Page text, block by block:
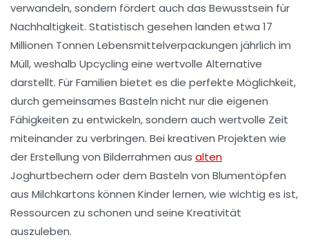
verwandeln, sondern fördert auch das Bewusstsein für
Nachhaltigkeit. Statistisch gesehen landen etwa 17
Millionen Tonnen Lebensmittelverpackungen jährlich im
Müll, weshalb Upcycling eine wertvolle Alternative
darstellt. Für Familien bietet es die perfekte Möglichkeit,
durch gemeinsames Basteln nicht nur die eigenen
Fähigkeiten zu entwickeln, sondern auch wertvolle Zeit
miteinander zu verbringen. Bei kreativen Projekten wie
der Erstellung von Bilderrahmen aus alten
Joghurtbechern oder dem Basteln von Blumentöpfen
aus Milchkartons können Kinder lernen, wie wichtig es ist,
Ressourcen zu schonen und seine Kreativität
auszuleben.